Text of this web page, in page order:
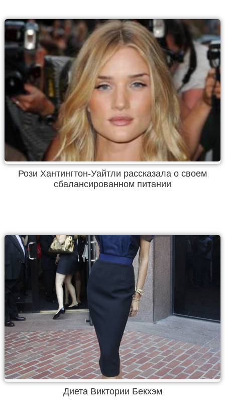
Рози Хантингтон-Уайтли рассказала о своем
сбалансированном питании
Диета Виктории Бекхэм